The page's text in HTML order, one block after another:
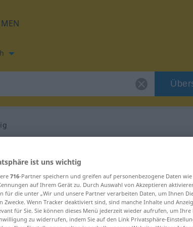
für "langweilig"
ist uns wichtig
716-Partner speichern und greifen auf personenbezogene Daten
auf Ihrem Gerät zu. Durch Auswahl von Akzeptieren
für die unter „Wir und unsere Partner verarbeiten Daten, um Ihnen
Zwecke. Wenn Tracker deaktiviert sind, sind manche Inhalte und
für Sie. Sie können dieses Menü jederzeit wieder aufrufen, um
zu widerrufen, indem Sie auf den Link Privatsphäre-